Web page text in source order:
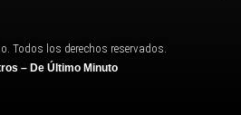
Todos los derechos reservados.
– De Último Minuto